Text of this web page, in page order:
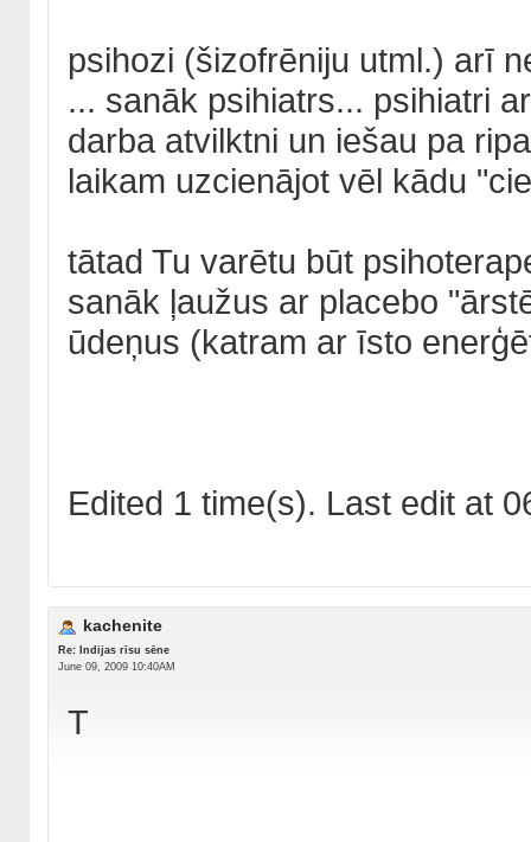
psihozi (šizofrēniju utml.) arī
... sanāk psihiatrs... psihiatri
darba atvilktni un iešau pa
laikam uzcienājot vēl kādu
tātad Tu varētu būt
sanāk ļaužus ar placebo
ūdeņus (katram ar īsto
Edited 1 time(s). Last edit at
kachenite
Re: Indijas rīsu sēne
June 09, 2009 10:40AM
T